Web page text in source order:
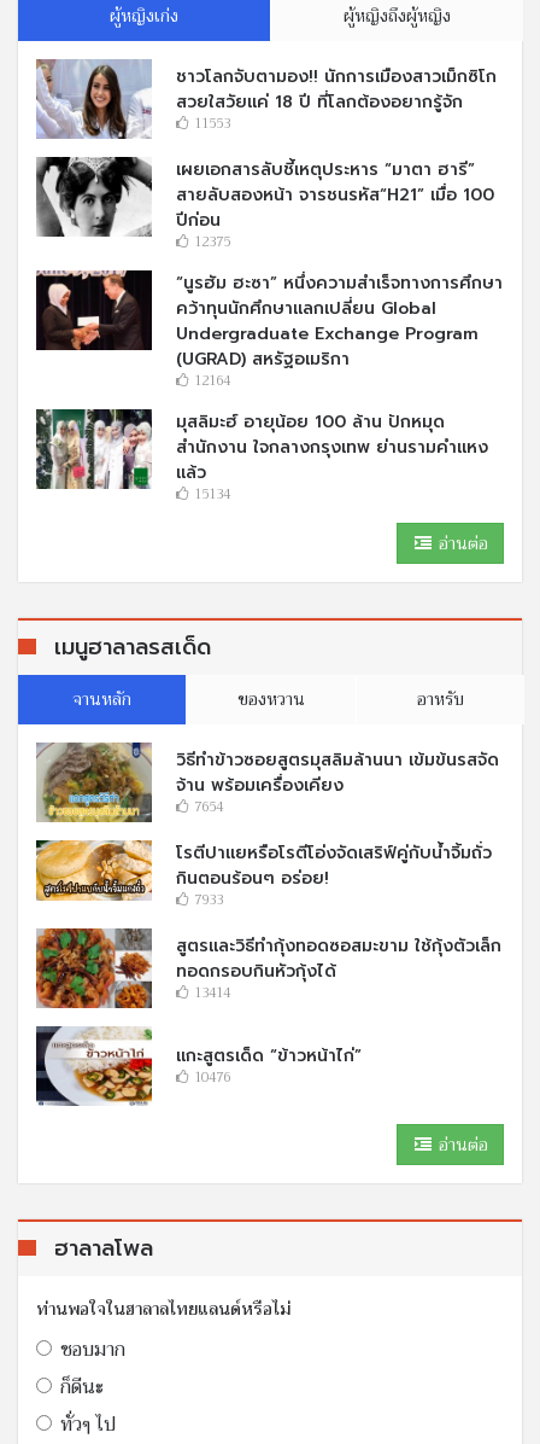
ผู้หญิงเก่ง ผู้หญิงถึงผู้หญิง
ชาวโลกจับตามอง!! นักการเมืองสาวเม็กซิโก
สวยใสวัยแค่ 18 ปี ที่โลกต้องอยากรู้จัก
11553
เผยเอกสารลับชี้เหตุประหาร “มาตา ฮารี”
สายลับสองหน้า จารชนรหัส“H21” เมื่อ 100
ปีก่อน
12375
“นูรฮัม ฮะซา” หนึ่งความสำเร็จทางการศึกษา
คว้าทุนนักศึกษาแลกเปลี่ยน Global
Undergraduate Exchange Program
(UGRAD) สหรัฐอเมริกา
12164
มุสลิมะฮ์ อายุน้อย 100 ล้าน ปักหมุด
สำนักงาน ใจกลางกรุงเทพ ย่านรามคำแหง
แล้ว
15134
อ่านต่อ
เมนูฮาลาลรสเด็ด
จานหลัก ของหวาน อาหรับ
วิธีทำข้าวซอยสูตรมุสลิมล้านนา เข้มข้นรสจัด
จ้าน พร้อมเครื่องเคียง
7654
โรตีปาแยหรือโรตีโอ่งจัดเสริฟ์คู่กับนํ้าจิ้มถั่ว
กินตอนร้อนๆ อร่อย!
7933
สูตรและวิธีทำกุ้งทอดซอสมะขาม ใช้กุ้งตัวเล็ก
ทอดกรอบกินหัวกุ้งได้
13414
แกะสูตรเด็ด “ข้าวหน้าไก่”
10476
อ่านต่อ
ฮาลาลโพล
ท่านพอใจในฮาลาลไทยแลนด์หรือไม่
ชอบมาก
ก็ดีนะ
ทั่วๆ ไป